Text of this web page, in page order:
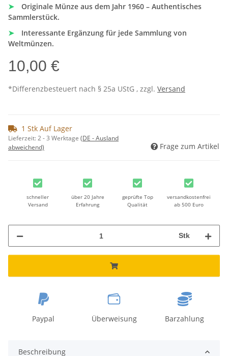
➤
Originale Münze aus dem Jahr 1960 – Authentisches
Sammlerstück.
➤
Interessante Ergänzung für jede Sammlung von
Weltmünzen.
10,00 €
*Differenzbesteuert nach § 25a UStG , zzgl. Versand
1 Stk Auf Lager
Lieferzeit:2 - 3 Werktage (DE - Ausland
abweichend)
Frage zum Artikel
schneller
Versand
über 20 Jahre
Erfahrung
geprüfte Top
Qualität
versandkostenfrei
ab 500 Euro
Stk
Paypal Überweisung Barzahlung
Beschreibung